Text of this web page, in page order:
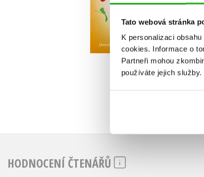
Tato webová stránka
K personalizaci
cookies. Informace o
Partneři mohou
používáte jejich služby.
249 Kč
199 Kč
HODNOCENÍ ČTENÁŘŮ